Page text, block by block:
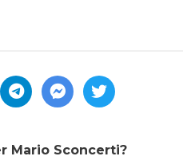
Mario Sconcerti?